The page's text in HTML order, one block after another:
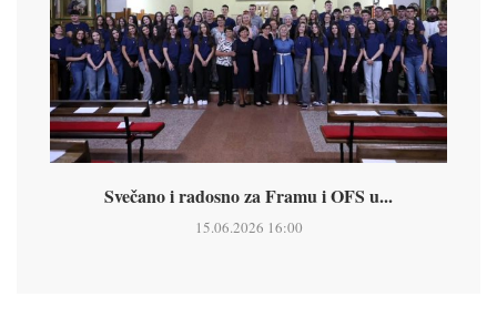
Svečano i radosno za Framu i OFS u...
15.06.2026 16:00